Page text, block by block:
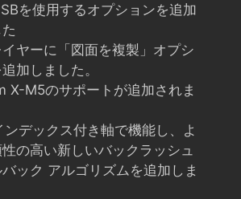
を使用するオプションを追加
ヤーに「図面を複製」オプシ
加しました。
X-M5のサポートが追加されま
ンデックス付き軸で機能し、よ
性の高い新しいバックラッシュ
バック アルゴリズムを追加しま